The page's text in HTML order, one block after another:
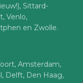
Sittard-
Venlo,
en Zwolle.
Amsterdam,
Delft, Den Haag,